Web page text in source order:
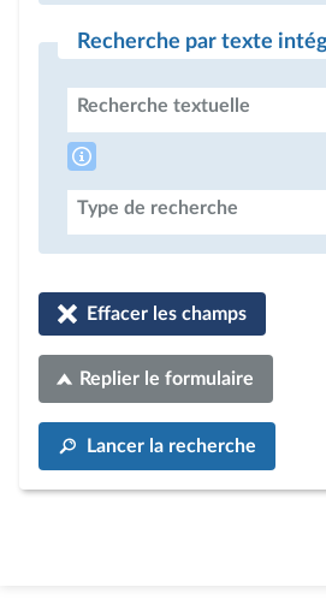
Recherche par texte
Recherche textuelle
Type de recherche
Effacer les champs
Replier le formulaire
Lancer la recherche